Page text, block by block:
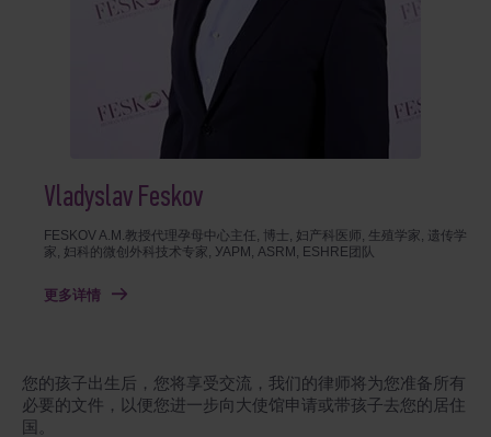
Vladyslav Feskov
FESKOV A.M.教授代理孕母中心主任, 博士, 妇产科医师, 生殖学家, 遗传学
家, 妇科的微创外科技术专家, УАРМ, ASRM, ESHRE团队
更多详情
您的孩子出生后，您将享受交流，我们的律师将为您准备所有
必要的文件，以便您进一步向大使馆申请或带孩子去您的居住
国。